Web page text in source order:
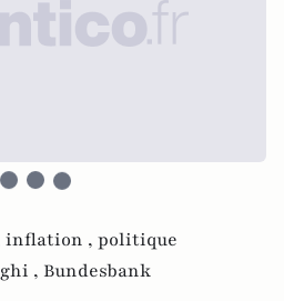
inflation , politique
, Bundesbank